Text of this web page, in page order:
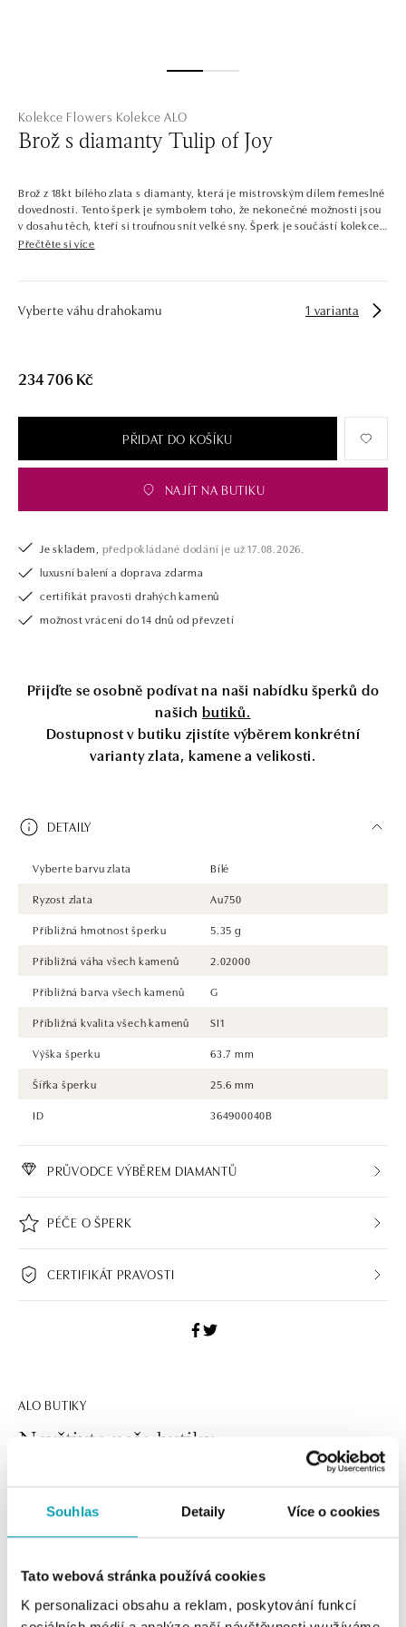
Souhlas Detaily Více o cookies
Tato webová stránka používá cookies
K personalizaci obsahu a reklam, poskytování funkcí
Kolekce Flowers Kolekce ALO
Brož s diamanty Tulip of Joy
Brož z 18kt bílého zlata s diamanty, která je mistrovským dílem řemeslné
dovednosti. Tento šperk je symbolem toho, že nekonečné možnosti jsou
v dosahu těch, kteří si troufnou snít velké sny. Šperk je součástí kolekce
Flowers.
jsou zasazeny do žlutého, bílého a růžového zlata tvarovaného do
okouzlujících tradičních i exotických květin. Náramky, náušnice, prsteny
Společnost ALO diamonds vyrábí v Čechách šperky z diamantů a
opatřen certifikátem pravosti a dodán v luxusním balení. Ať už vybíráte
zásnubní prsten nebo diamantový náramek či náhrdelník, nedarujete s
Přečtěte si více
Vyberte váhu drahokamu 1 varianta
234 706 Kč
PŘIDAT DO KOŠÍKU
NAJÍT NA BUTIKU
Je skladem, předpokládané dodání je už 17.08.2026.
luxusní balení a doprava zdarma
certifikát pravosti drahých kamenů
možnost vrácení do 14 dnů od převzetí
Přijďte se osobně podívat na naši nabídku šperků do
našich butiků.
Dostupnost v butiku zjistíte výběrem konkrétní
varianty zlata, kamene a velikosti.
DETAILY
Vyberte barvu zlata
Bílé
Ryzost zlata
Au750
Přibližná hmotnost šperku
5.35 g
Přibližná váha všech kamenů
2.02000
Přibližná barva všech kamenů
G
Přibližná kvalita všech kamenů
SI1
Výška šperku
63.7 mm
Šířka šperku
25.6 mm
ID
364900040B
PRŮVODCE VÝBĚREM DIAMANTŮ
PÉČE O ŠPERK
CERTIFIKÁT PRAVOSTI
ALO BUTIKY
Navštivte naše butiky